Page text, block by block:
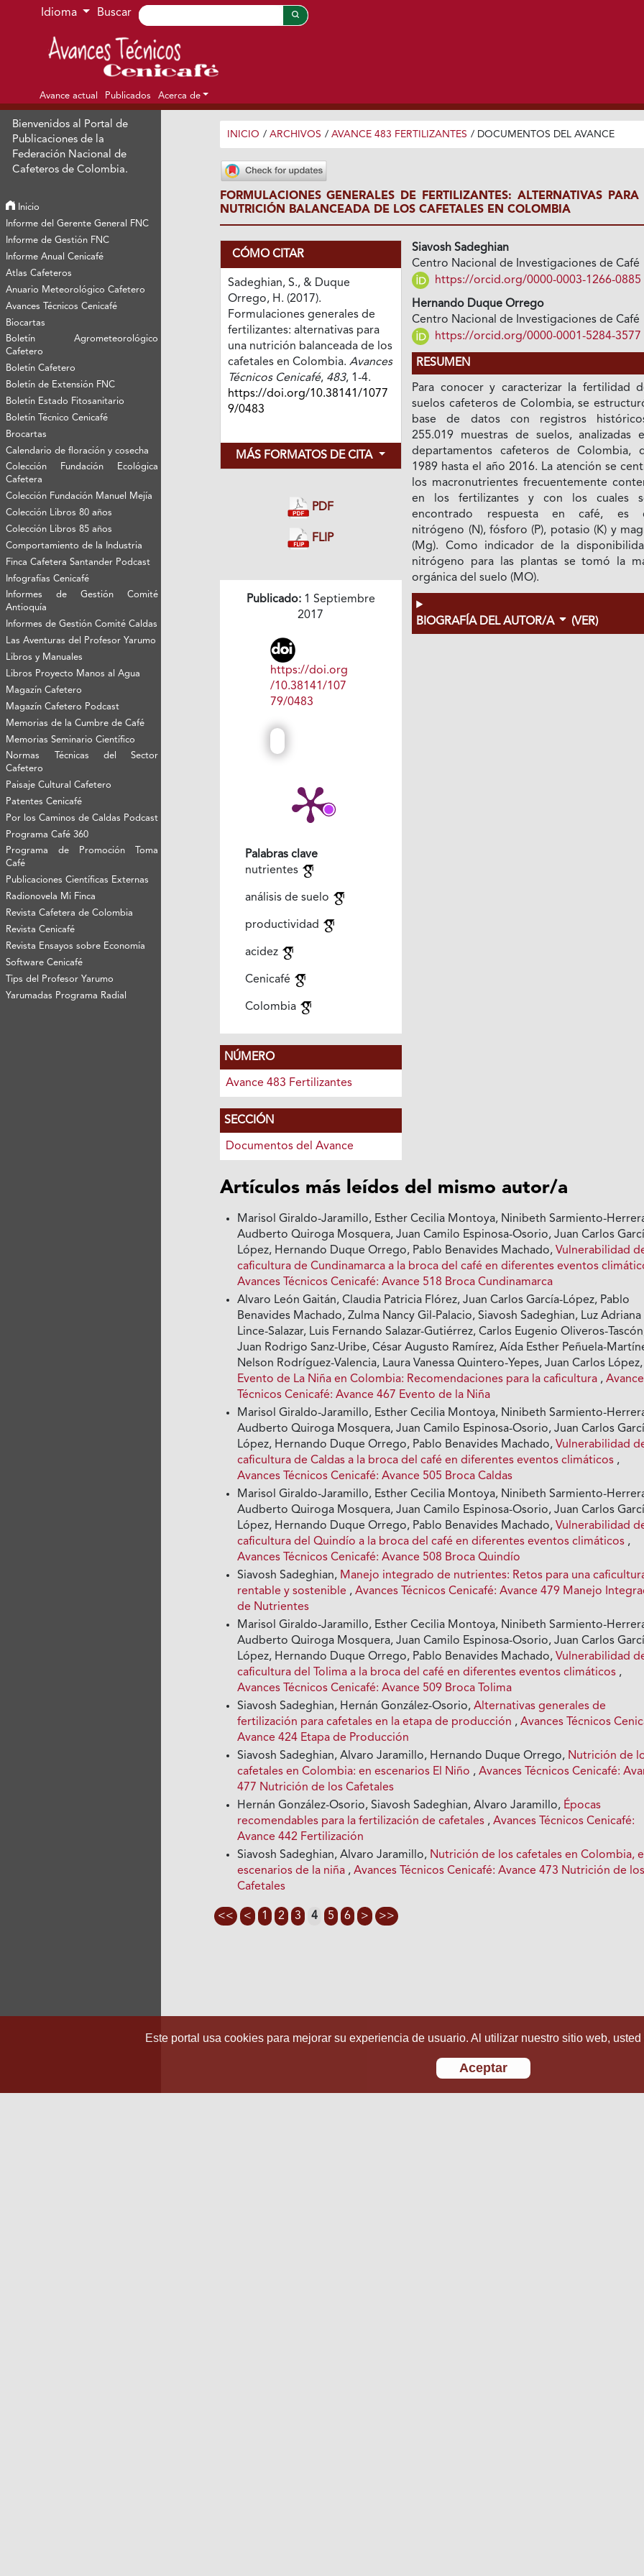
Ir al menú de navegación principal
Ir al contenido principal
Ir al pie de página del sitio
Idioma Buscar
Avance actual Publicados Acerca de
Bienvenidos al Portal de
Publicaciones de la
Federación Nacional de
Cafeteros de Colombia.
Inicio
Informe del Gerente General FNC
Informe de Gestión FNC
Informe Anual Cenicafé
Atlas Cafeteros
Anuario Meteorológico Cafetero
Avances Técnicos Cenicafé
Biocartas
Boletín Agrometeorológico
Cafetero
Boletín Cafetero
Boletín de Extensión FNC
Boletín Estado Fitosanitario
Boletín Técnico Cenicafé
Brocartas
Calendario de floración y cosecha
Colección Fundación Ecológica
Cafetera
Colección Fundación Manuel Mejía
Colección Libros 80 años
Colección Libros 85 años
Comportamiento de la Industria
Finca Cafetera Santander Podcast
Infografías Cenicafé
Informes de Gestión Comité
Antioquía
Informes de Gestión Comité Caldas
Las Aventuras del Profesor Yarumo
Libros y Manuales
Libros Proyecto Manos al Agua
Magazín Cafetero
Magazín Cafetero Podcast
Memorias de la Cumbre de Café
Memorias Seminario Científico
Normas Técnicas del Sector
Cafetero
Paisaje Cultural Cafetero
Patentes Cenicafé
Por los Caminos de Caldas Podcast
Programa Café 360
Programa de Promoción Toma
Café
Publicaciones Científicas Externas
Radionovela Mi Finca
Revista Cafetera de Colombia
Revista Cenicafé
Revista Ensayos sobre Economía
Software Cenicafé
Tips del Profesor Yarumo
Yarumadas Programa Radial
INICIO / ARCHIVOS / AVANCE 483 FERTILIZANTES / DOCUMENTOS DEL AVANCE
FORMULACIONES GENERALES DE FERTILIZANTES: ALTERNATIVAS
NUTRICIÓN BALANCEADA DE LOS CAFETALES EN COLOMBIA
CÓMO CITAR
Sadeghian, S., & Duque
Orrego, H. (2017).
Formulaciones generales de
fertilizantes: alternativas para
una nutrición balanceada de los
cafetales en Colombia. Avances
Técnicos Cenicafé, 483, 1-4.
https://doi.org/10.38141/1077
9/0483
MÁS FORMATOS DE CITA
PDF
FLIP
Publicado:1 Septiembre
2017
https://doi.org
/10.38141/107
79/0483
Palabras clave
nutrientes
análisis de suelo
productividad
acidez
Cenicafé
Colombia
NÚMERO
Avance 483 Fertilizantes
SECCIÓN
Documentos del Avance
Siavosh Sadeghian
Centro Nacional de Investigaciones de Café
https://orcid.org/0000-0003-1266-0885
Hernando Duque Orrego
Centro Nacional de Investigaciones de Café
https://orcid.org/0000-0001-5284-3577
RESUMEN
Para conocer y caracterizar la fertilidad
suelos cafeteros de Colombia, se
base de datos con registros
255.019 muestras de suelos, analizadas
departamentos cafeteros de Colombia,
1989 hasta el año 2016. La atención se
los macronutrientes frecuentemente
en los fertilizantes y con los cuales
encontrado respuesta en café, es
nitrógeno (N), fósforo (P), potasio (K) y
(Mg). Como indicador de la
nitrógeno para las plantas se tomó la
orgánica del suelo (MO).
BIOGRAFÍA DEL AUTOR/A (VER)
Artículos más leídos del mismo autor/a
Marisol Giraldo-Jaramillo, Esther Cecilia Montoya, Ninibeth Sarmiento-
Audberto Quiroga Mosquera, Juan Camilo Espinosa-Osorio, Juan Carlos
López, Hernando Duque Orrego, Pablo Benavides Machado,Vulnerabilidad
caficultura de Cundinamarca a la broca del café en diferentes eventos
Avances Técnicos Cenicafé: Avance 518 Broca Cundinamarca
Alvaro León Gaitán, Claudia Patricia Flórez, Juan Carlos García-López, Pablo
Benavides Machado, Zulma Nancy Gil-Palacio, Siavosh Sadeghian, Luz Adriana
Lince-Salazar, Luis Fernando Salazar-Gutiérrez, Carlos Eugenio Oliveros-
Juan Rodrigo Sanz-Uribe, César Augusto Ramírez, Aída Esther Peñuela-
Nelson Rodríguez-Valencia, Laura Vanessa Quintero-Yepes, Juan Carlos López,
Evento de La Niña en Colombia: Recomendaciones para la caficultura ,
Técnicos Cenicafé: Avance 467 Evento de la Niña
Marisol Giraldo-Jaramillo, Esther Cecilia Montoya, Ninibeth Sarmiento-
Audberto Quiroga Mosquera, Juan Camilo Espinosa-Osorio, Juan Carlos
López, Hernando Duque Orrego, Pablo Benavides Machado,Vulnerabilidad
caficultura de Caldas a la broca del café en diferentes eventos climáticos ,
Avances Técnicos Cenicafé: Avance 505 Broca Caldas
Marisol Giraldo-Jaramillo, Esther Cecilia Montoya, Ninibeth Sarmiento-
Audberto Quiroga Mosquera, Juan Camilo Espinosa-Osorio, Juan Carlos
López, Hernando Duque Orrego, Pablo Benavides Machado,Vulnerabilidad
caficultura del Quindío a la broca del café en diferentes eventos climáticos ,
Avances Técnicos Cenicafé: Avance 508 Broca Quindío
Siavosh Sadeghian, Manejo integrado de nutrientes: Retos para una
rentable y sostenible ,Avances Técnicos Cenicafé: Avance 479 Manejo
de Nutrientes
Marisol Giraldo-Jaramillo, Esther Cecilia Montoya, Ninibeth Sarmiento-
Audberto Quiroga Mosquera, Juan Camilo Espinosa-Osorio, Juan Carlos
López, Hernando Duque Orrego, Pablo Benavides Machado,Vulnerabilidad
caficultura del Tolima a la broca del café en diferentes eventos climáticos ,
Avances Técnicos Cenicafé: Avance 509 Broca Tolima
Siavosh Sadeghian, Hernán González-Osorio,Alternativas generales de
fertilización para cafetales en la etapa de producción ,Avances Técnicos
Avance 424 Etapa de Producción
Siavosh Sadeghian, Alvaro Jaramillo, Hernando Duque Orrego, Nutrición de
cafetales en Colombia: en escenarios El Niño ,Avances Técnicos Cenicafé:
477 Nutrición de los Cafetales
Hernán González-Osorio, Siavosh Sadeghian, Alvaro Jaramillo, Épocas
recomendables para la fertilización de cafetales ,Avances Técnicos Cenicafé:
Avance 442 Fertilización
Siavosh Sadeghian, Alvaro Jaramillo, Nutrición de los cafetales en Colombia,
escenarios de la niña ,Avances Técnicos Cenicafé: Avance 473 Nutrición de los
Cafetales
<< < 1 2 3 4 5 6 > >>
Este portal usa cookies para mejorar su experiencia de usuario. Al utilizar nuestro sitio web,
Aceptar